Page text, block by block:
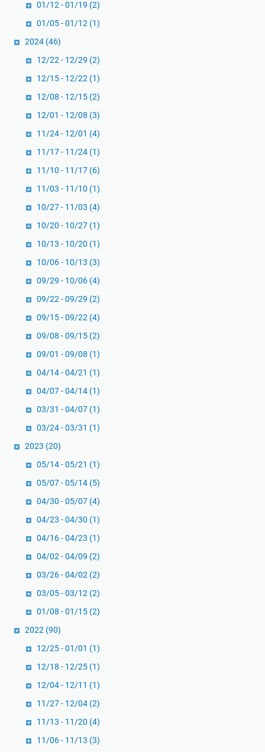
01/12 - 01/19 (2)
01/05 - 01/12 (1)
2024 (46)
12/22 - 12/29 (2)
12/15 - 12/22 (1)
12/08 - 12/15 (2)
12/01 - 12/08 (3)
11/24 - 12/01 (4)
11/17 - 11/24 (1)
11/10 - 11/17 (6)
11/03 - 11/10 (1)
10/27 - 11/03 (4)
10/20 - 10/27 (1)
10/13 - 10/20 (1)
10/06 - 10/13 (3)
09/29 - 10/06 (4)
09/22 - 09/29 (2)
09/15 - 09/22 (4)
09/08 - 09/15 (2)
09/01 - 09/08 (1)
04/14 - 04/21 (1)
04/07 - 04/14 (1)
03/31 - 04/07 (1)
03/24 - 03/31 (1)
2023 (20)
05/14 - 05/21 (1)
05/07 - 05/14 (5)
04/30 - 05/07 (4)
04/23 - 04/30 (1)
04/16 - 04/23 (1)
04/02 - 04/09 (2)
03/26 - 04/02 (2)
03/05 - 03/12 (2)
01/08 - 01/15 (2)
2022 (90)
12/25 - 01/01 (1)
12/18 - 12/25 (1)
12/04 - 12/11 (1)
11/27 - 12/04 (2)
11/13 - 11/20 (4)
11/06 - 11/13 (3)